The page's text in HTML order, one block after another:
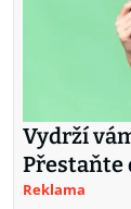
Vydrží
Přestaňte
Reklama